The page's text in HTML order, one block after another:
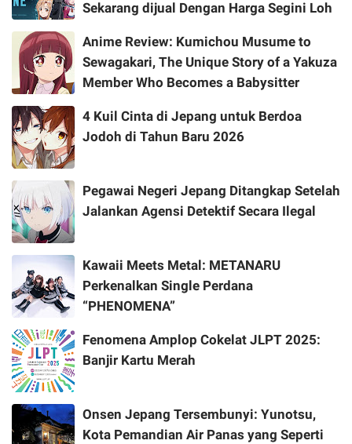
Sekarang dijual Dengan Harga Segini Loh
Anime Review: Kumichou Musume to
Sewagakari, The Unique Story of a Yakuza
Member Who Becomes a Babysitter
4 Kuil Cinta di Jepang untuk Berdoa
Jodoh di Tahun Baru 2026
Pegawai Negeri Jepang Ditangkap Setelah
Jalankan Agensi Detektif Secara Ilegal
Kawaii Meets Metal: METANARU
Perkenalkan Single Perdana
“PHENOMENA”
Fenomena Amplop Cokelat JLPT 2025:
Banjir Kartu Merah
Onsen Jepang Tersembunyi: Yunotsu,
Kota Pemandian Air Panas yang Seperti